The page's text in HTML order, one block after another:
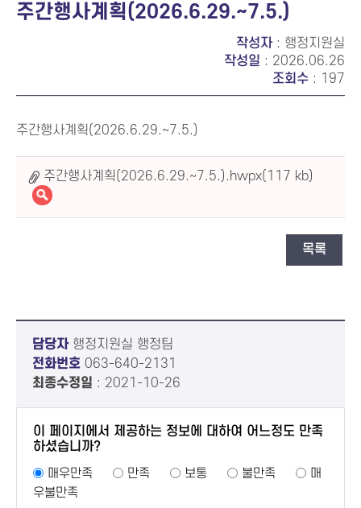
주간행사계획(2026.6.29.~7.5.)
작성자: 행정지원실
작성일 : 2026.06.26
조회수 : 197
주간행사계획(2026.6.29.~7.5.)
주간행사계획(2026.6.29.~7.5.).hwpx(117 kb)
목록
담당자행정지원실 행정팀
전화번호 063-640-2131
최종수정일 : 2021-10-26
이 페이지에서 제공하는 정보에 대하여 어느정도 만족
하셨습니까?
매우만족
만족 보통 불만족
매
우불만족